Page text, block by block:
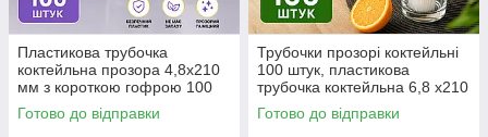
Пластикова трубочка
коктейльна прозора 4,8х210
мм з короткою гофрою 100
шт трубочки прозорі
коктейльні
Готово до відправки
Трубочки прозорі коктейльні
100 штук, пластикова
трубочка коктейльна 6,8 х210
мм "Фреш" прозора
Готово до відправки